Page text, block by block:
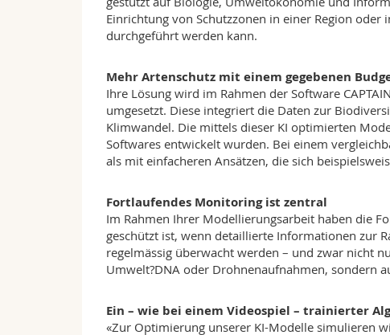
Einrichtung von Schutzzonen in einer Region
durchgeführt werden kann.
Mehr Artenschutz mit einem gegebenen
Ihre Lösung wird im Rahmen der Software
umgesetzt. Diese integriert die Daten zur
Klimwandel. Die mittels dieser KI optimierten
Softwares entwickelt wurden. Bei einem
als mit einfacheren Ansätzen, die sich
Fortlaufendes Monitoring ist zentral
Im Rahmen Ihrer Modellierungsarbeit haben die
geschützt ist, wenn detaillierte Informationen zur
regelmässig überwacht werden – und zwar nicht
Umwelt?DNA oder Drohnenaufnahmen, sondern
Ein – wie bei einem Videospiel – trainierter
«Zur Optimierung unserer KI-Modelle simulieren